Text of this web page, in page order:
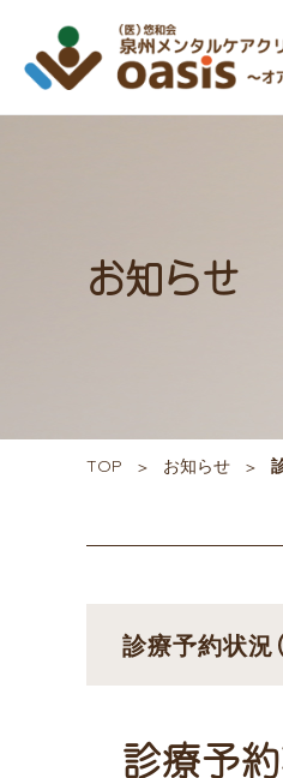
お知らせ
TOP お知らせ
診療予約状
診療予